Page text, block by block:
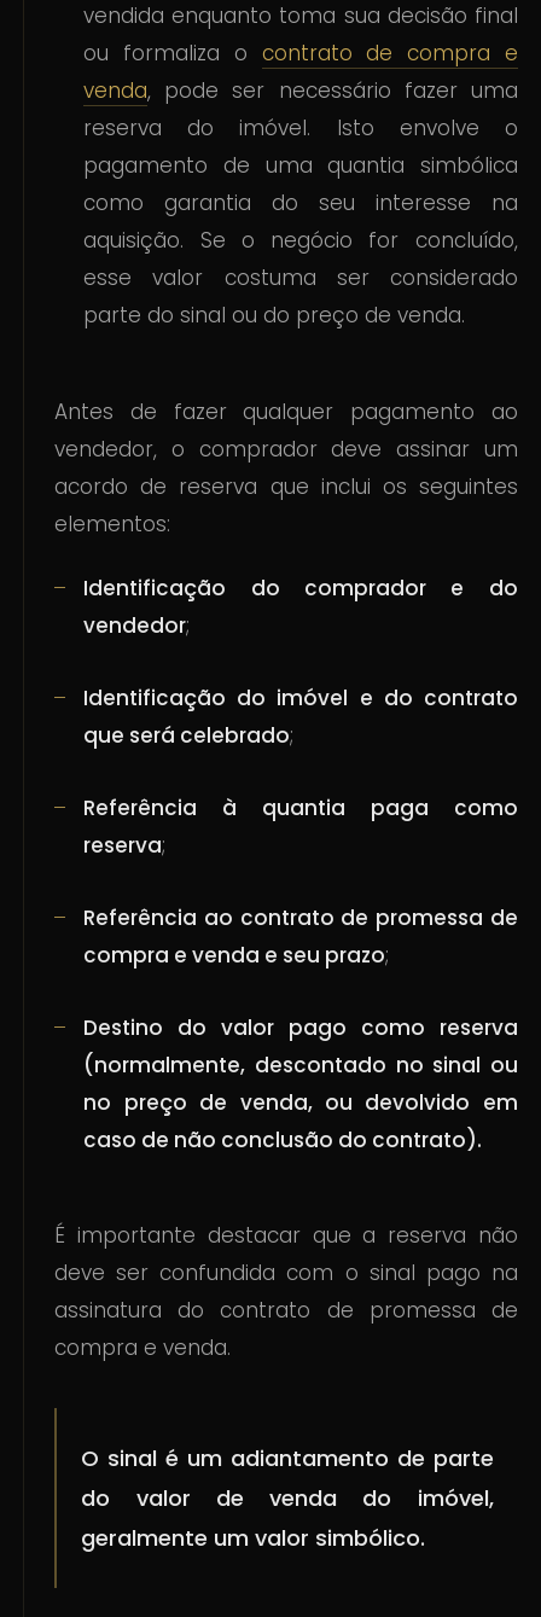
vendida enquanto toma sua decisão final
ou formaliza o contrato de compra e
venda, pode ser necessário fazer uma
reserva do imóvel. Isto envolve o
pagamento de uma quantia simbólica
como garantia do seu interesse na
aquisição. Se o negócio for concluído,
esse valor costuma ser considerado
parte do sinal ou do preço de venda.
Antes de fazer qualquer pagamento ao
vendedor, o comprador deve assinar um
acordo de reserva que inclui os seguintes
elementos:
Identificação do comprador e do
vendedor;
Identificação do imóvel e do contrato
que será celebrado;
Referência à quantia paga como
reserva;
Referência ao contrato de promessa de
compra e venda e seu prazo;
Destino do valor pago como reserva
(normalmente, descontado no sinal ou
no preço de venda, ou devolvido em
caso de não conclusão do contrato).
É importante destacar que a reserva não
deve ser confundida com o sinal pago na
assinatura do contrato de promessa de
compra e venda.
O sinal é um adiantamento de parte
do valor de venda do imóvel,
geralmente um valor simbólico.